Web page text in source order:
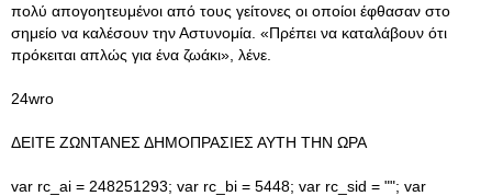
πολύ απογοητευμένοι από τους γείτονες οι οποίοι έφθασαν στο
σημείο να καλέσουν την Αστυνομία. «Πρέπει να καταλάβουν ότι
πρόκειται απλώς για ένα ζωάκι», λένε.
24wro
ΔΕΙΤΕ ΖΩΝΤΑΝΕΣ ΔΗΜΟΠΡΑΣΙΕΣ ΑΥΤΗ ΤΗΝ ΩΡΑ
var rc_ai = 248251293; var rc_bi = 5448; var rc_sid = ""; var